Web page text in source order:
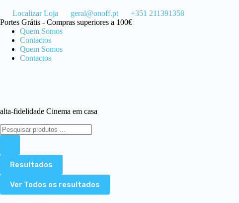
Localizar Loja geral@onoff.pt
+351 211391358
Portes Grátis - Compras superiores a 100€
Quem Somos
Contactos
Quem Somos
Contactos
alta-fidelidade Cinema em casa
Resultados
Ver Todos os resultados